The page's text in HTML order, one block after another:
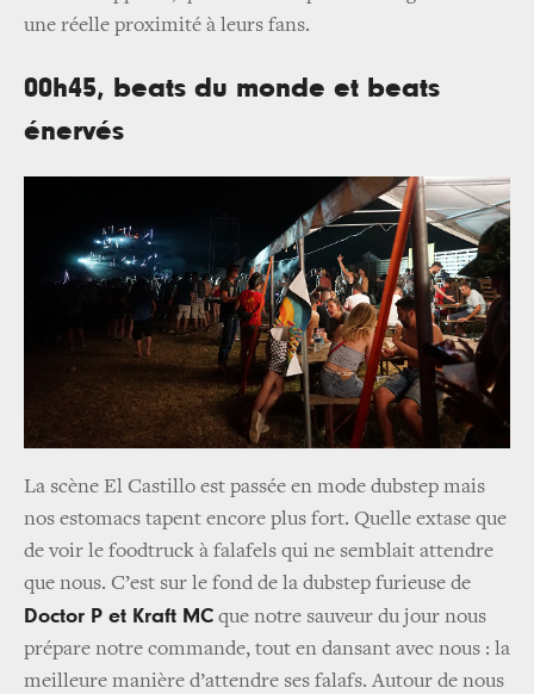
une réelle proximité à leurs fans.
00h45, beats du monde et beats
énervés
La scène El Castillo est passée en mode dubstep mais
nos estomacs tapent encore plus fort. Quelle extase que
de voir le foodtruck à falafels qui ne semblait attendre
que nous. C’est sur le fond de la dubstep furieuse de
Doctor P et Kraft MC que notre sauveur du jour nous
prépare notre commande, tout en dansant avec nous : la
meilleure manière d’attendre ses falafs. Autour de nous